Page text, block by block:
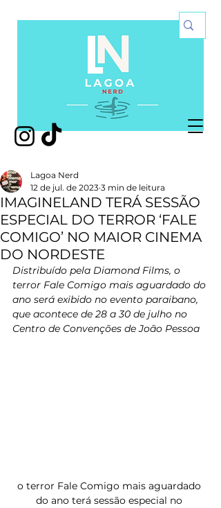
IMAGINELAND TERÁ SESSÃO
ESPECIAL DO TERROR ‘FALE
COMIGO’ NO MAIOR CINEMA
DO NORDESTE
Lagoa Nerd
12 de jul. de 2023 3 min de leitura
Distribuído pela Diamond Films, o
terror Fale Comigo mais aguardado do
ano será exibido no evento paraibano,
que acontece de 28 a 30 de julho no
Centro de Convenções de João Pessoa
o terror Fale Comigo mais aguardado
do ano terá sessão especial no